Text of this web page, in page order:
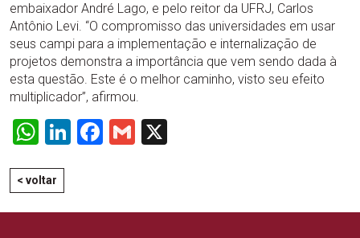
embaixador André Lago, e pelo reitor da UFRJ, Carlos
Antônio Levi. “O compromisso das universidades em usar
seus campi para a implementação e internalização de
projetos demonstra a importância que vem sendo dada à
esta questão. Este é o melhor caminho, visto seu efeito
multiplicador”, afirmou.
WhatsApp
LinkedIn
Facebook
Gmail
< voltar